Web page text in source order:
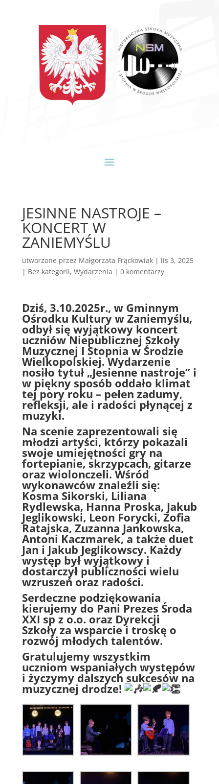
JESINNE NASTROJE –
KONCERT W
ZANIEMYŚLU
utworzone przez Małgorzata Frąckowiak| lis 3, 2025
| Bez kategorii, Wydarzenia | 0 komentarzy
Dziś, 3.10.2025r., w Gminnym
Ośrodku Kultury w Zaniemyślu,
odbył się wyjątkowy koncert
uczniówNiepublicznej Szkoły
Muzycznej I Stopnia w Środzie
Wielkopolskiej. Wydarzenie
nosiło tytuł „Jesienne nastroje” i
w piękny sposób oddało klimat
tej pory roku – pełen zadumy,
refleksji, ale i radości płynącej z
muzyki.
Na scenie zaprezentowali się
młodzi artyści, którzy pokazali
swoje umiejętności gry na
fortepianie, skrzypcach, gitarze
oraz wiolonczeli. Wśród
wykonawców znaleźli się:
Kosma Sikorski, Liliana
Rydlewska, Hanna Proska, Jakub
Jeglikowski, Leon Forycki, Zofia
Ratajska, Zuzanna Jankowska,
Antoni Kaczmarek, a także duet
Jan i Jakub Jeglikowscy. Każdy
występ był wyjątkowy i
dostarczył publiczności wielu
wzruszeń oraz radości.
Serdeczne podziękowania
kierujemy do Pani Prezes Środa
XXI sp z o.o. oraz Dyrekcji
Szkoły za wsparcie i troskę o
rozwój młodych talentów.
Gratulujemy wszystkim
uczniom wspaniałych występów
i życzymy dalszych sukcesów na
muzycznej drodze!